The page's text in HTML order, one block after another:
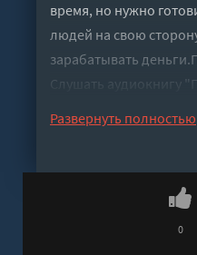
время, но нужно
людей на свою
зарабатывать
Слушать аудиокнигу
Развернуть полностью
0